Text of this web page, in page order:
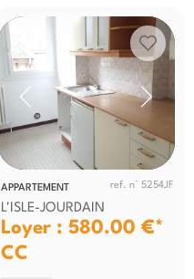
APPARTEMENT ref. n° 5254JF
L'ISLE-JOURDAIN
Loyer : 580.00 €*
CC